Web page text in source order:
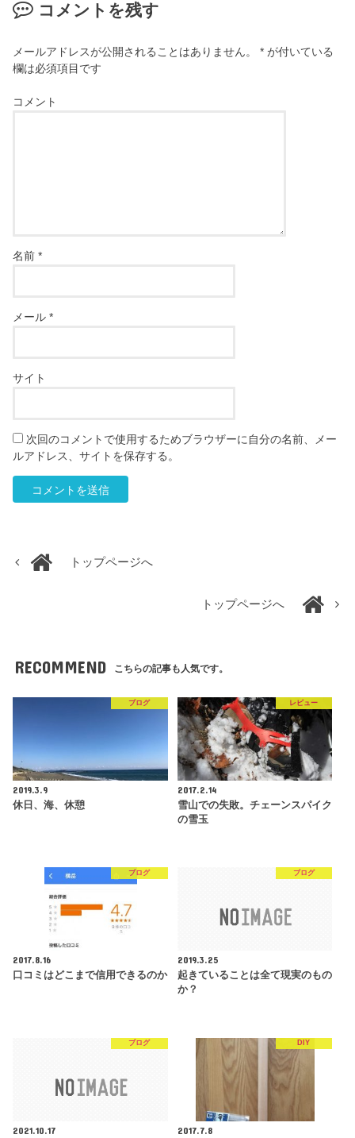
コメントを残す
メールアドレスが公開されることはありません。 * が付いている
欄は必須項目です
コメント
名前*
メール*
サイト
次回のコメントで使用するためブラウザーに自分の名前、メー
ルアドレス、サイトを保存する。
トップページへ
トップページへ
RECOMMEND こちらの記事も人気です。
ブログ
2019.3.9
休日、海、休憩
レビュー
2017.2.14
雪山での失敗。チェーンスパイク
の雪玉
ブログ
2017.8.16
口コミはどこまで信用できるのか
ブログ
2019.3.25
起きていることは全て現実のもの
か？
ブログ
2021.10.17
DIY
2017.7.8